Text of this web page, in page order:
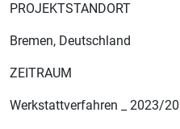
PROJEKTSTANDORT
Bremen, Deutschland
ZEITRAUM
Werkstattverfahren _ 2023/